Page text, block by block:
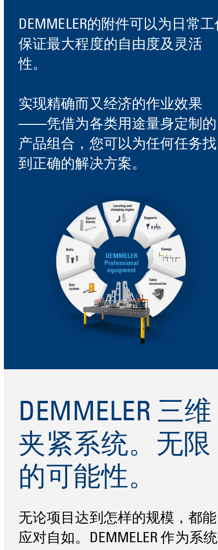
DEMMELER的附件可以为日常工
保证最大程度的自由度及灵活
性。
实现精确而又经济的作业效果
——凭借为各类用途量身定制的
产品组合，您可以为任何任务找
到正确的解决方案。
DEMMELER 三维
夹紧系统。无限
的可能性。
无论项目达到怎样的规模，都能
应对自如。DEMMELER 作为系统